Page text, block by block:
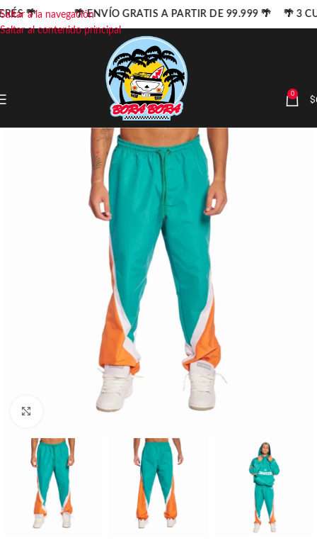
Saltar a la navegación
Saltar al contenido principal
0 $
Haga clic para ampliar
🌴 🌴 ENVÍO GRATIS A PARTIR DE 99.999 🌴 🌴 3